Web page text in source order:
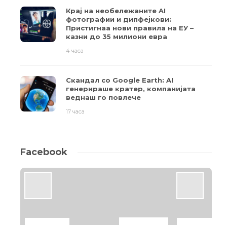
Крај на необележаните AI
фотографии и дипфејкови:
Пристигнаа нови правила на ЕУ –
казни до 35 милиони евра
4 часа
Скандал со Google Earth: AI
генерираше кратер, компанијата
веднаш го повлече
17 часа
Facebook